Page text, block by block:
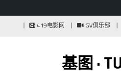
419电影网 GV俱乐部
基图 ·